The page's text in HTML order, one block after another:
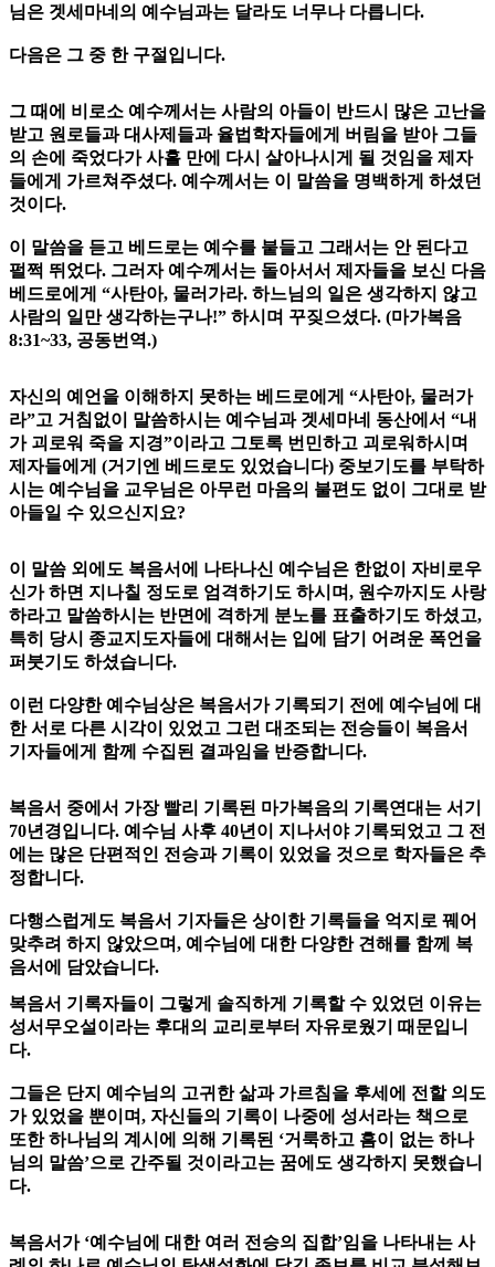
님은 겟세마네의 예수님과는 달라도 너무나 다릅니다.
다음은 그 중 한 구절입니다.
그 때에 비로소 예수께서는 사람의 아들이 반드시 많은 고난을
받고 원로들과 대사제들과 율법학자들에게 버림을 받아 그들
의 손에 죽었다가 사흘 만에 다시 살아나시게 될 것임을 제자
들에게 가르쳐주셨다. 예수께서는 이 말씀을 명백하게 하셨던
것이다.
이 말씀을 듣고 베드로는 예수를 붙들고 그래서는 안 된다고
펄쩍 뛰었다. 그러자 예수께서는 돌아서서 제자들을 보신 다음
베드로에게 “사탄아, 물러가라. 하느님의 일은 생각하지 않고
사람의 일만 생각하는구나!” 하시며 꾸짖으셨다. (마가복음
8:31~33, 공동번역.)
자신의 예언을 이해하지 못하는 베드로에게 “사탄아, 물러가
라”고 거침없이 말씀하시는 예수님과 겟세마네 동산에서 “내
가 괴로워 죽을 지경”이라고 그토록 번민하고 괴로워하시며
제자들에게 (거기엔 베드로도 있었습니다) 중보기도를 부탁하
시는 예수님을 교우님은 아무런 마음의 불편도 없이 그대로 받
아들일 수 있으신지요?
이 말씀 외에도 복음서에 나타나신 예수님은 한없이 자비로우
신가 하면 지나칠 정도로 엄격하기도 하시며, 원수까지도 사랑
하라고 말씀하시는 반면에 격하게 분노를 표출하기도 하셨고,
특히 당시 종교지도자들에 대해서는 입에 담기 어려운 폭언을
퍼붓기도 하셨습니다.
이런 다양한 예수님상은 복음서가 기록되기 전에 예수님에 대
한 서로 다른 시각이 있었고 그런 대조되는 전승들이 복음서
기자들에게 함께 수집된 결과임을 반증합니다.
복음서 중에서 가장 빨리 기록된 마가복음의 기록연대는 서기
70년경입니다. 예수님 사후 40년이 지나서야 기록되었고 그 전
에는 많은 단편적인 전승과 기록이 있었을 것으로 학자들은 추
정합니다.
다행스럽게도 복음서 기자들은 상이한 기록들을 억지로 꿰어
맞추려 하지 않았으며, 예수님에 대한 다양한 견해를 함께 복
음서에 담았습니다.
복음서 기록자들이 그렇게 솔직하게 기록할 수 있었던 이유는
성서무오설이라는 후대의 교리로부터 자유로웠기 때문입니
다.
그들은 단지 예수님의 고귀한 삶과 가르침을 후세에 전할 의도
가 있었을 뿐이며, 자신들의 기록이 나중에 성서라는 책으로
또한 하나님의 계시에 의해 기록된 ‘거룩하고 흠이 없는 하나
님의 말씀’으로 간주될 것이라고는 꿈에도 생각하지 못했습니
다.
복음서가 ‘예수님에 대한 여러 전승의 집합’임을 나타내는 사